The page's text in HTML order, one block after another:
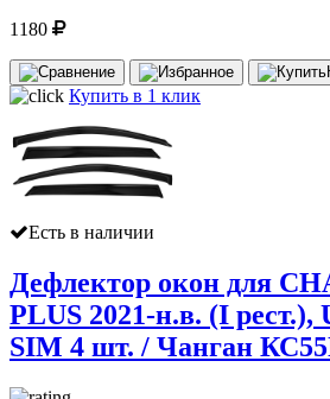
1180
Купить в 1 клик
Есть в наличии
Дефлектор окон для
PLUS 2021-н.в. (I рест.),
SIM 4 шт. / Чанган